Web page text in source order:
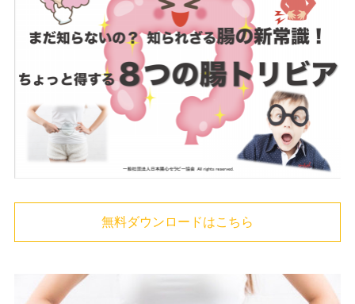
無料ダウンロードはこちら